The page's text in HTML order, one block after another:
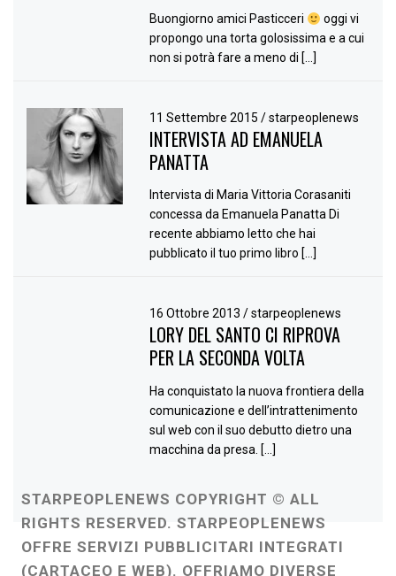
Buongiorno amici Pasticceri
oggi vi
propongo una torta golosissima e a cui
non si potrà fare a meno di […]
11 Settembre 2015/ starpeoplenews
INTERVISTA AD EMANUELA
PANATTA
Intervista di Maria Vittoria Corasaniti
concessa da Emanuela Panatta Di
recente abbiamo letto che hai
pubblicato il tuo primo libro […]
16 Ottobre 2013/ starpeoplenews
LORY DEL SANTO CI RIPROVA
PER LA SECONDA VOLTA
Ha conquistato la nuova frontiera della
comunicazione e dell’intrattenimento
sul web con il suo debutto dietro una
macchina da presa. […]
STARPEOPLENEWS COPYRIGHT © ALL
RIGHTS RESERVED. STARPEOPLENEWS
OFFRE SERVIZI PUBBLICITARI INTEGRATI
(CARTACEO E WEB). OFFRIAMO DIVERSE